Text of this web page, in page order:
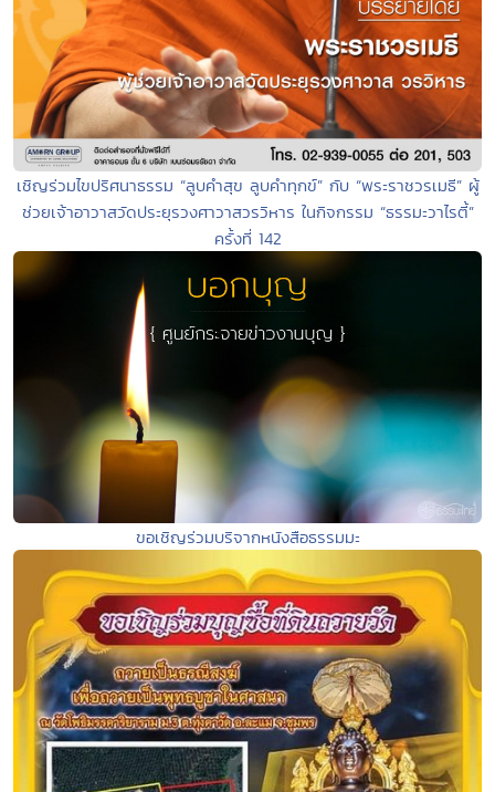
เชิญร่วมไขปริศนาธรรม “ลูบคำสุข ลูบคำทุกข์” กับ “พระราชวรเมธี” ผู้
ช่วยเจ้าอาวาสวัดประยุรวงศาวาสวรวิหาร ในกิจกรรม “ธรรมะวาไรตี้”
ครั้งที่ 142
ขอเชิญร่วมบริจากหนังสือธรรมมะ